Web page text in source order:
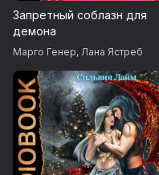
Chris Haugen / Hulu Ukulele
Wayne Jones / Moving On
Reed Mathis / The Gift
Quincas Moreira / Veracruz
Запретный соблазн для
демона
Марго Генер, Лана Ястреб